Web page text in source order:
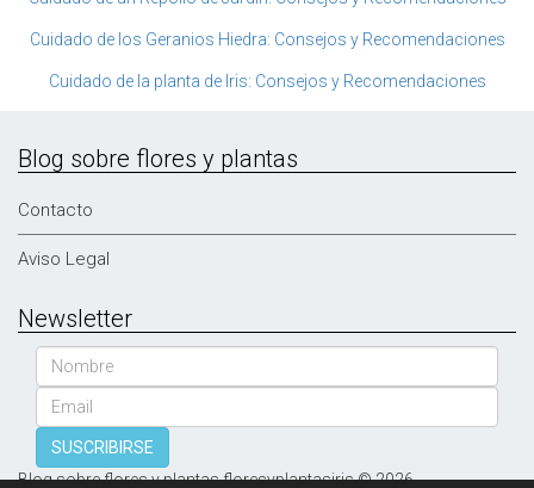
Cuidado de los Geranios Hiedra: Consejos y Recomendaciones
Cuidado de la planta de Iris: Consejos y Recomendaciones
Blog sobre flores y plantas
Contacto
Aviso Legal
Newsletter
Nombre
Email
SUSCRIBIRSE
Blog sobre flores y plantas floresyplantasiris © 2026